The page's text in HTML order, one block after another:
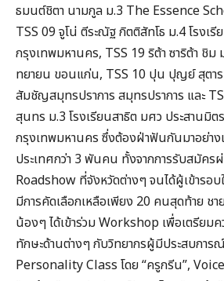
ธมนต์ชิตา นามกูล ม.3 The Essence
TSS 09 จูโน่ ตีระณัฐ กิตติสัทโธ ม.4 โรงเ
กรุงเทพมหานคร, TSS 19 ริต้า ซาริต้า ชิม
ทยายน ขอนแก่น, TSS 10 ปุน ปุญย์ สุตาร
สัมชัญสมุทรปราการ สมุทรปราการ และ
สุนทร ม.3 โรงเรียนสาธิต มศว ประสานมิ
กรุงเทพมหานคร ซึ่งต้องฝ่าฟันกันมาอย่า
ประเทศกว่า 3 พันคน ทั้งจากการรับสมัครผ่
Roadshow ที่จังหวัดต่างๆ จนได้ผู้เข้ารอ
มีการคัดเลือกเหลือเพียง 20 คนสุดท้าย ช
น้องๆ ได้เข้าร่วม Workshop เพื่อเตรียม
ทักษะด้านต่างๆ กับวิทยากรผู้มีประสบการณ์
Personality Class โดย “ครูกรีน”,